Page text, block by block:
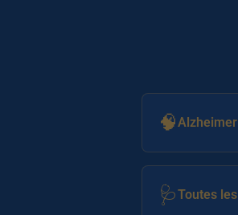
🧠Alzheimer
🩺Toutes